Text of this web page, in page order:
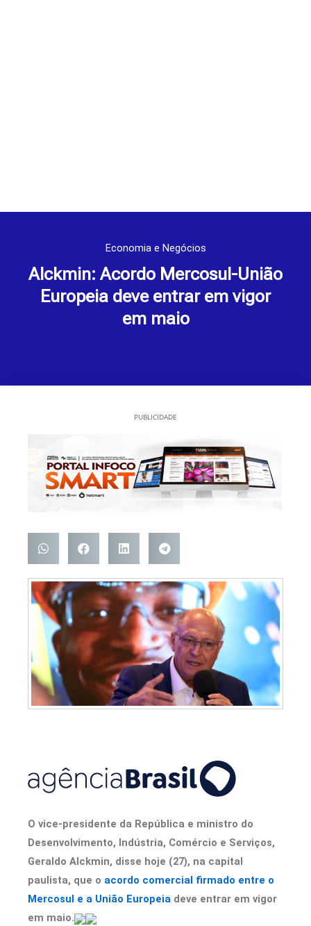
Economia e Negócios
Alckmin: Acordo Mercosul-União
Europeia deve entrar em vigor
em maio
PUBLICIDADE
O vice-presidente da República e ministro do
Desenvolvimento, Indústria, Comércio e Serviços,
Geraldo Alckmin, disse hoje (27), na capital
paulista, que o acordo comercial firmado entre o
Mercosul e a União Europeia deve entrar em vigor
em maio.